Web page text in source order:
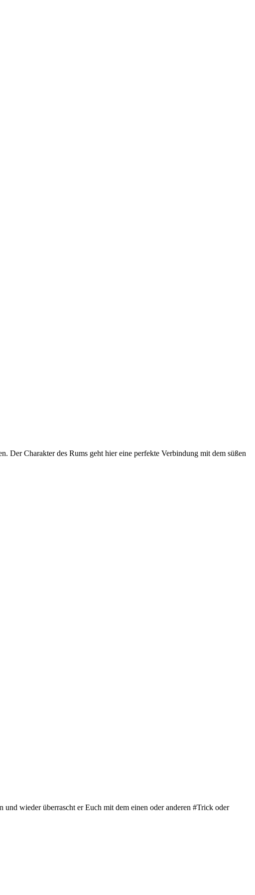
Der Charakter des Rums geht hier eine perfekte Verbindung mit dem süßen
wieder überrascht er Euch mit dem einen oder anderen #Trick​ oder